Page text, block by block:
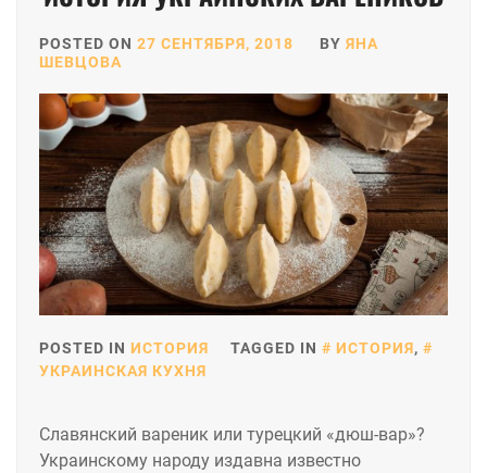
POSTED ON 27 СЕНТЯБРЯ, 2018 BY ЯНА
ШЕВЦОВА
POSTED IN ИСТОРИЯ TAGGED IN ИСТОРИЯ,
УКРАИНСКАЯ КУХНЯ
Славянский вареник или турецкий «дюш-вар»?
Украинскому народу издавна известно